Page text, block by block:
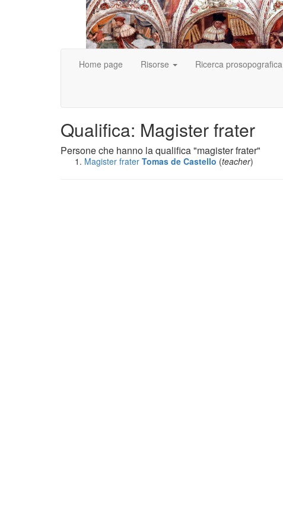
Home page Risorse Ricerca prosopografica
Qualifica: Magister frater
Persone che hanno la qualifica "magister frater"
Magister frater Tomas de Castello (teacher)